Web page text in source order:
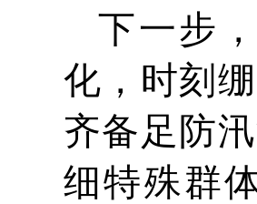
下一步
化，时刻
齐备足防
细特殊群